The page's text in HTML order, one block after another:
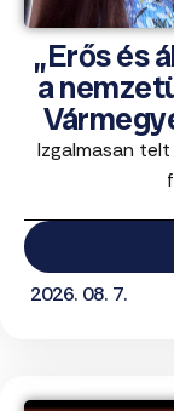
„Erős és
a
Izgalmasan
2026. 08. 7.